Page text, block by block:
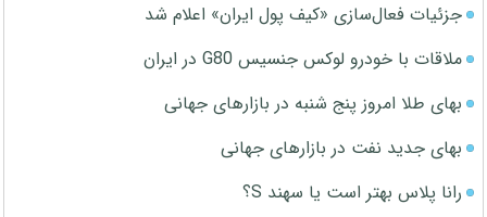
جزئیات فعال‌سازی «کیف پول ایران» اعلام شد
ملاقات با خودرو لوکس جنسیس G80 در ایران
بهای طلا امروز پنج شنبه در بازارهای جهانی
بهای جدید نفت در بازارهای جهانی
رانا پلاس بهتر است یا سهند S؟